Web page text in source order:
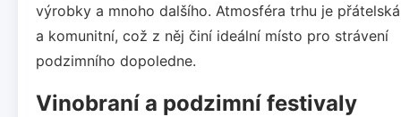
výrobky a mnoho dalšího. Atmosféra trhu je přátelská
a komunitní, což z něj činí ideální místo pro strávení
podzimního dopoledne.
Vinobraní a podzimní festivaly